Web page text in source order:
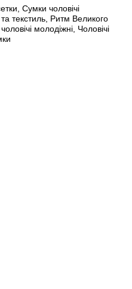
Сумки чоловічі
та текстиль, Ритм Великого
молодіжні, Чоловічі